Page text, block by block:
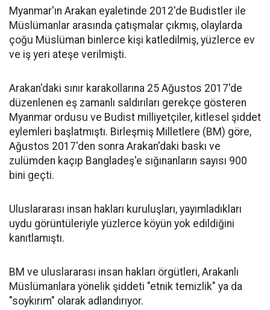
Myanmar'ın Arakan eyaletinde 2012'de Budistler ile
Müslümanlar arasında çatışmalar çıkmış, olaylarda
çoğu Müslüman binlerce kişi katledilmiş, yüzlerce ev
ve iş yeri ateşe verilmişti.
Arakan'daki sınır karakollarına 25 Ağustos 2017'de
düzenlenen eş zamanlı saldırıları gerekçe gösteren
Myanmar ordusu ve Budist milliyetçiler, kitlesel şiddet
eylemleri başlatmıştı. Birleşmiş Milletlere (BM) göre,
Ağustos 2017'den sonra Arakan'daki baskı ve
zulümden kaçıp Bangladeş'e sığınanların sayısı 900
bini geçti.
Uluslararası insan hakları kuruluşları, yayımladıkları
uydu görüntüleriyle yüzlerce köyün yok edildiğini
kanıtlamıştı.
BM ve uluslararası insan hakları örgütleri, Arakanlı
Müslümanlara yönelik şiddeti "etnik temizlik" ya da
"soykırım" olarak adlandırıyor.